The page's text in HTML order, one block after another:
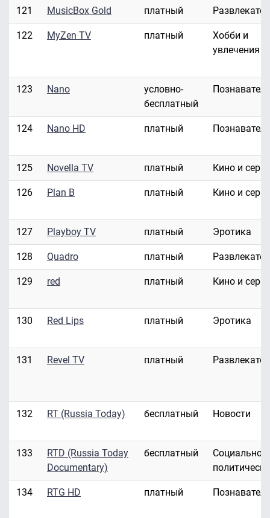
121 MusicBox Gold платный
122 MyZen TV платный
Хобби и
увлечения
123 Nano
условно-
бесплатный
124 Nano HD платный
125 Novella TV платный Кино и
126 Plan B платный Кино и
127 Playboy TV платный Эротика
128 Quadro платный
129 red платный Кино и
130 Red Lips платный Эротика
131 Revel TV платный
132 RT (Russia Today) бесплатный Новости
133
RTD (Russia Today
Documentary)
бесплатный
Социально-
134 RTG HD платный